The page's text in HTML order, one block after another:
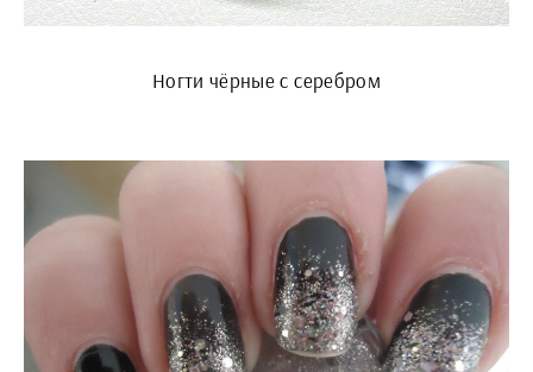
Ногти чёрные с серебром